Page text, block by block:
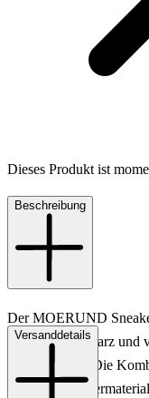
Dieses Produkt ist
Beschreibung
Der MOERUND
eleganten Schwarz
Tragekomfort. Die
Material im
Versanddetails